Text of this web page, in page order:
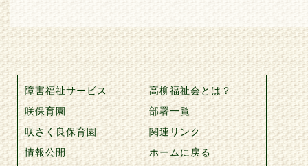
障害福祉サービス
咲保育園
咲さく良保育園
情報公開
高柳福祉会とは？
部署一覧
関連リンク
ホームに戻る